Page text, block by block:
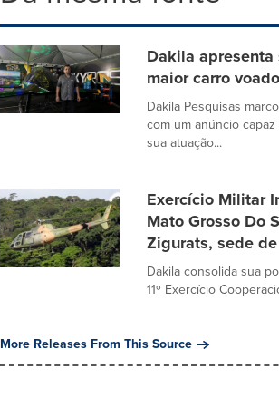
Dakila
maior carro
Dakila Pesquisas
com um anúncio
sua atuação...
Exercício Militar
Mato Grosso Do
Zigurats, sede
Dakila consolida sua
11º Exercício
More Releases From This Source